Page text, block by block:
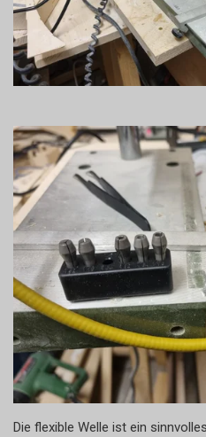
Die flexible Welle ist ein